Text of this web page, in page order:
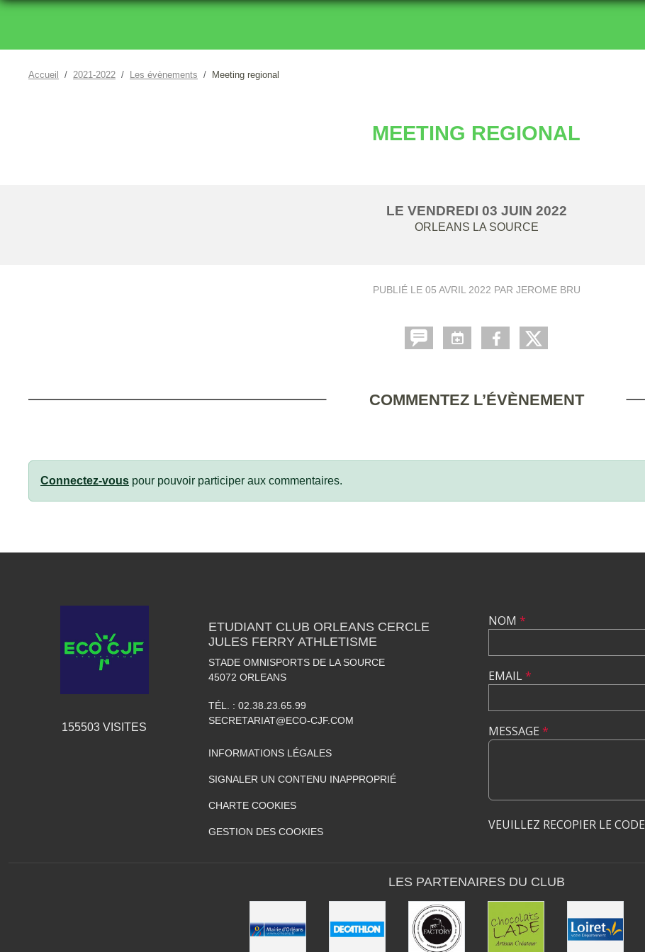
Accueil 2021-2022 Les évènements Meeting regional
MEETING REGIONAL
LE VENDREDI 03 JUIN 2022
ORLEANS LA SOURCE
PUBLIÉ LE 05 AVRIL 2022 PAR JEROME BRU
COMMENTEZ L’ÉVÈNEMENT
Connectez-vous pour pouvoir participer aux commentaires.
155503 VISITES
ETUDIANT CLUB ORLEANS CERCLE
JULES FERRY ATHLETISME
STADE OMNISPORTS DE LA SOURCE
45072 ORLEANS
TÉL. : 02.38.23.65.99
SECRETARIAT@ECO-CJF.COM
INFORMATIONS LÉGALES
SIGNALER UN CONTENU INAPPROPRIÉ
CHARTE COOKIES
GESTION DES COOKIES
NOM *
EMAIL*
MESSAGE *
VEUILLEZ RECOPIER LE CODE
LES PARTENAIRES DU CLUB